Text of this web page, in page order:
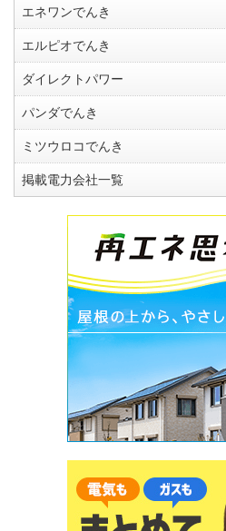
エネワンでんき
エルピオでんき
ダイレクトパワー
パンダでんき
ミツウロコでんき
掲載電力会社一覧